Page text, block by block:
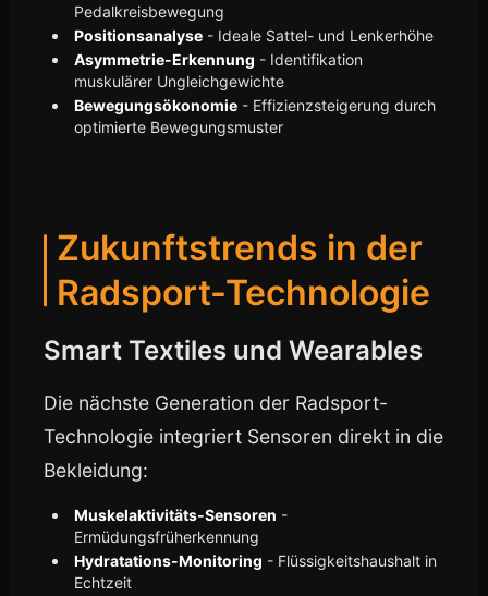
Pedalkreisbewegung
Positionsanalyse - Ideale Sattel- und Lenkerhöhe
Asymmetrie-Erkennung - Identifikation
muskulärer Ungleichgewichte
Bewegungsökonomie - Effizienzsteigerung durch
optimierte Bewegungsmuster
Zukunftstrends in der
Radsport-Technologie
Smart Textiles und Wearables
Die nächste Generation der Radsport-
Technologie integriert Sensoren direkt in die
Bekleidung:
Muskelaktivitäts-Sensoren -
Ermüdungsfrüherkennung
Hydratations-Monitoring - Flüssigkeitshaushalt in
Echtzeit